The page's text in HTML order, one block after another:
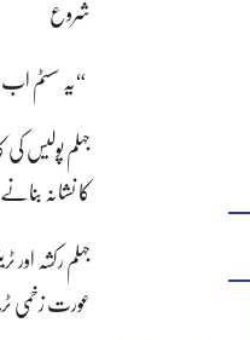
شروع
“یہ سسٹم
کا نشانہ
جہلم رکشہ اور
عورت زخمی